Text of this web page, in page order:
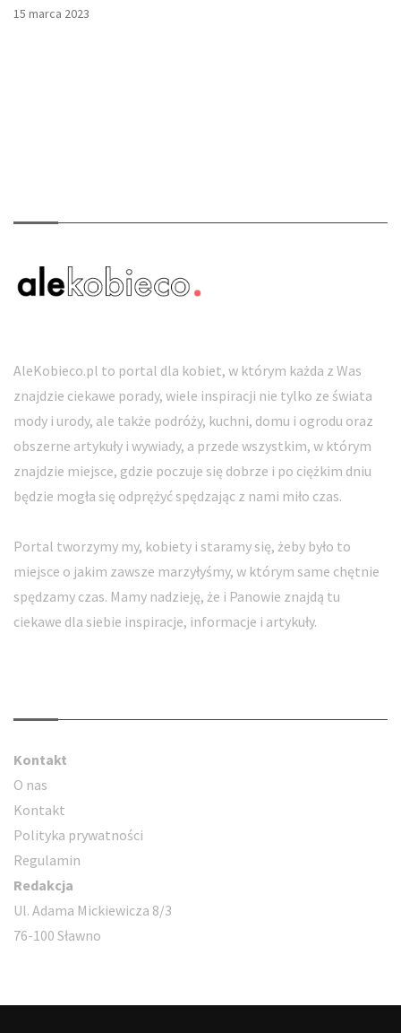
15 marca 2023
AleKobieco.pl to portal dla kobiet, w którym każda z Was
znajdzie ciekawe porady, wiele inspiracji nie tylko ze świata
mody i urody, ale także podróży, kuchni, domu i ogrodu oraz
obszerne artykuły i wywiady, a przede wszystkim, w którym
znajdzie miejsce, gdzie poczuje się dobrze i po ciężkim dniu
będzie mogła się odprężyć spędzając z nami miło czas.
Portal tworzymy my, kobiety i staramy się, żeby było to
miejsce o jakim zawsze marzyłyśmy, w którym same chętnie
spędzamy czas. Mamy nadzieję, że i Panowie znajdą tu
ciekawe dla siebie inspiracje, informacje i artykuły.
Kontakt
O nas
Kontakt
Polityka prywatności
Regulamin
Redakcja
Ul. Adama Mickiewicza 8/3
76-100 Sławno